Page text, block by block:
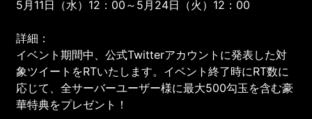
5月11日（水）12：00～5月24日（火）12：00
詳細：
イベント期間中、公式Twitterアカウントに発表した対
象ツイートをRTいたします。イベント終了時にRT数に
応じて、全サーバーユーザー様に最大500勾玉を含む豪
華特典をプレゼント！